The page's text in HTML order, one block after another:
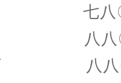
七八〇
き 八八
げ 八八